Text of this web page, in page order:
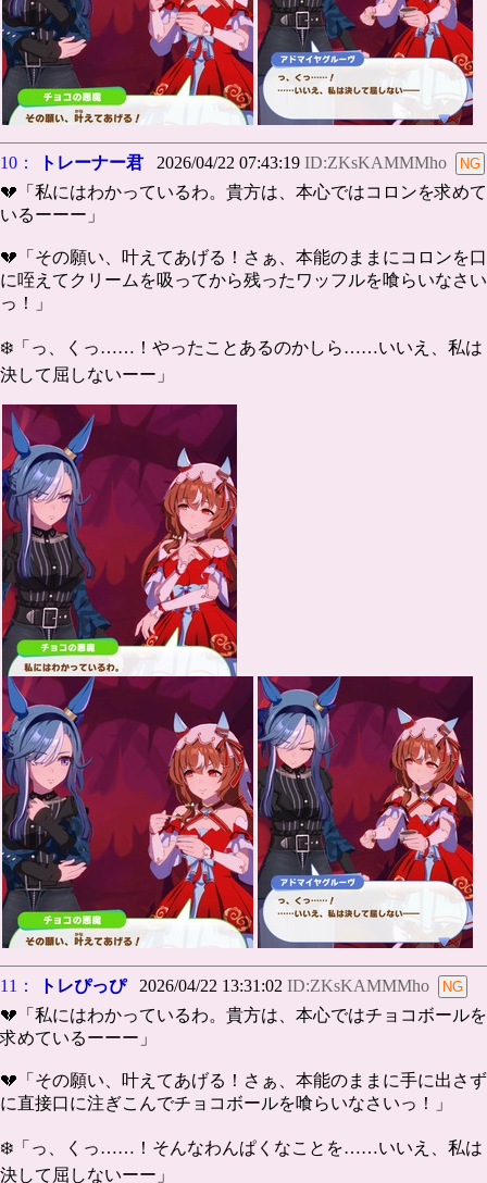
10： トレーナー君 2026/04/22 07:43:19 ID:ZKsKAMMMho
💔「私にはわかっているわ。貴方は、本心ではコロンを求めて
いるーーー」
💔「その願い、叶えてあげる！さぁ、本能のままにコロンを口
に咥えてクリームを吸ってから残ったワッフルを喰らいなさい
っ！」
❄️「っ、くっ……！やったことあるのかしら……いいえ、私は
決して屈しないーー」
11： トレぴっぴ2026/04/22 13:31:02 ID:ZKsKAMMMho
💔「私にはわかっているわ。貴方は、本心ではチョコボールを
求めているーーー」
💔「その願い、叶えてあげる！さぁ、本能のままに手に出さず
に直接口に注ぎこんでチョコボールを喰らいなさいっ！」
❄️「っ、くっ……！そんなわんぱくなことを……いいえ、私は
決して屈しないーー」